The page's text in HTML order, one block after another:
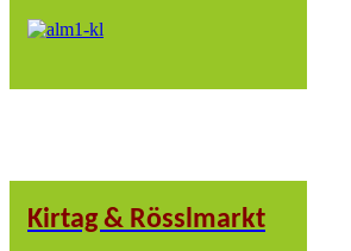
Kirtag & Rösslmarkt